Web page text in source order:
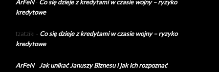
ArFeN- Co się dzieje z kredytami w czasie wojny – ryzyko
kredytowe
tzatziki - Co się dzieje z kredytami w czasie wojny – ryzyko
kredytowe
ArFeN- Jak unikać Januszy Biznesu i jak ich rozpoznać